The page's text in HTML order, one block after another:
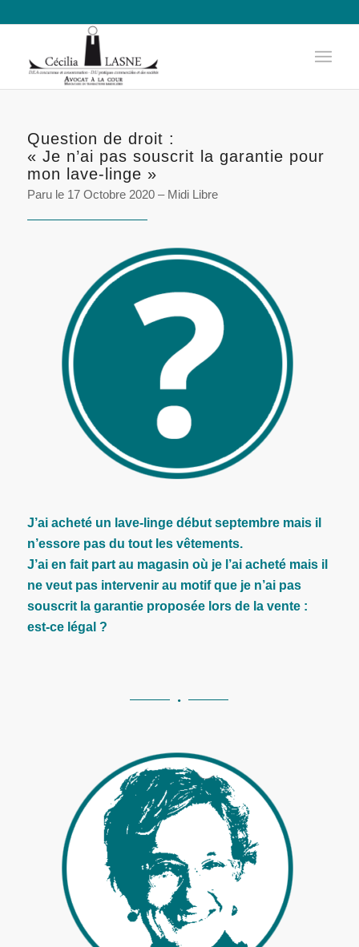
Question de droit :
« Je n’ai pas souscrit la garantie pour
mon lave-linge »
Paru le 17 Octobre 2020 – Midi Libre
J’ai acheté un lave-linge début septembre mais il
n’essore pas du tout les vêtements.
J’ai en fait part au magasin où je l’ai acheté mais il
ne veut pas intervenir au motif que je n’ai pas
souscrit la garantie proposée lors de la vente :
est-ce légal ?